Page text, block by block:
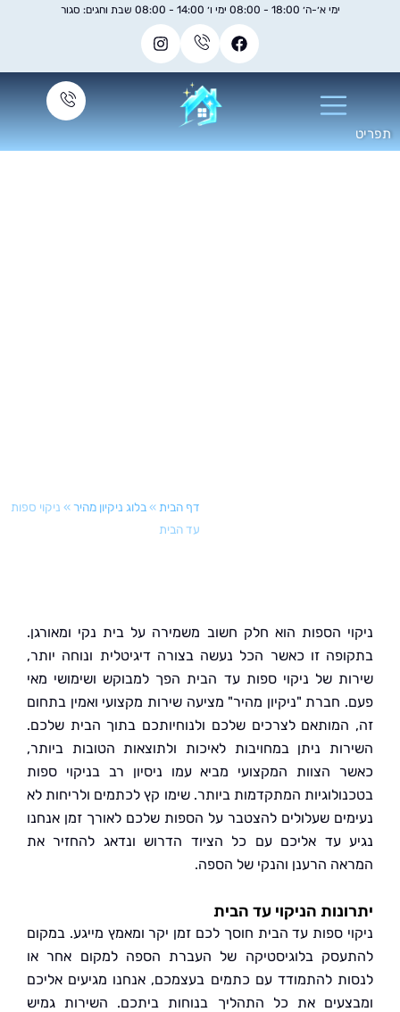
»בלוג ניקיון מהיר »ניקוי ספות
הספות הוא חלק חשוב משמירה על בית נקי ומאורגן.
זו כאשר הכל נעשה בצורה דיגיטלית ונוחה יותר,
של ניקוי ספות עד הבית הפך למבוקש ושימושי מאי
חברת "ניקיון מהיר" מציעה שירות מקצועי ואמין בתחום
לצרכים שלכם ולנוחיותכם בתוך הבית שלכם.
ניתן במחויבות לאיכות ולתוצאות הטובות ביותר,
הצוות המקצועי מביא עמו ניסיון רב בניקוי ספות
המתקדמות ביותר. שימו קץ לכתמים ולריחות לא
שעלולים להצטבר על הספות שלכם לאורך זמן אנחנו
עד אליכם עם כל הציוד הדרוש ונדאג להחזיר את
הרענן והנקי של הספה.
הניקוי עד הבית
ספות עד הבית חוסך לכם זמן יקר ומאמץ מייגע. במקום
בלוגיסטיקה של העברת הספה למקום אחר או
להתמודד עם כתמים בעצמכם, אנחנו מגיעים אליכם
את כל התהליך בנוחות ביתכם. השירות גמיש